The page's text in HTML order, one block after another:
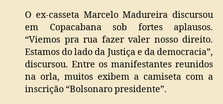
O ex-casseta Marcelo Madureira discursou
em Copacabana sob fortes aplausos.
“Viemos pra rua fazer valer nosso direito.
Estamos do lado da Justiça e da democracia”,
discursou. Entre os manifestantes reunidos
na orla, muitos exibem a camiseta com a
inscrição “Bolsonaro presidente”.